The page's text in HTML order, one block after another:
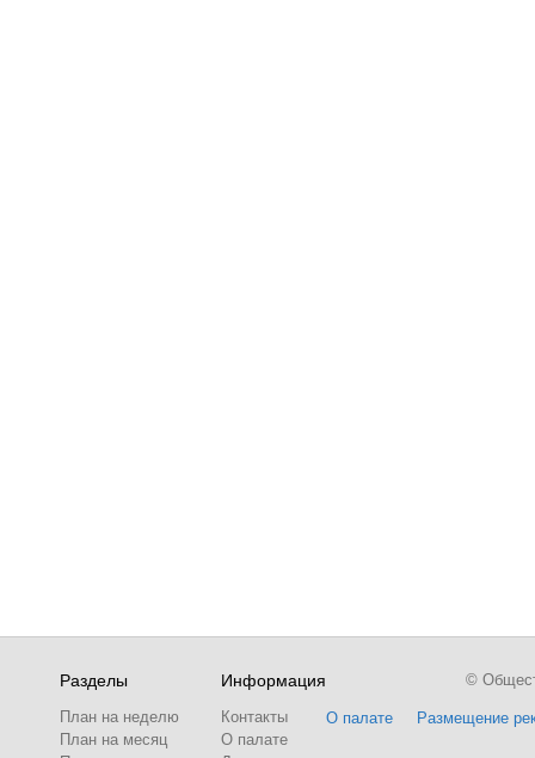
Разделы
План на неделю
План на месяц
Информация
Контакты
О палате
О палате Размещение
©